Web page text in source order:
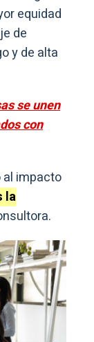
equidad
de
y de alta
se unen
con
al impacto
la